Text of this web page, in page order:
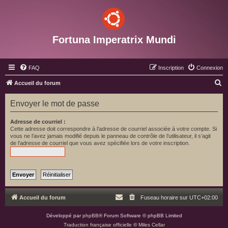
Fortuna Imperatrix Mundi
FAQ Connexion
Inscription
Accueil du forum
e
Envoyer le mot de passe
Adresse de courriel :
Cette adresse doit correspondre à l’adresse de courriel associée à votre compte. Si
vous ne l’avez jamais modifié depuis le panneau de contrôle de l’utilisateur, il s’agit
de l’adresse de courriel que vous avez spécifiée lors de votre inscription.
Accueil du forum Fuseau horaire sur UTC+02:00
Développé parphpBB® Forum Software © phpBB Limited
Traduction française officielle ©Miles Cellar